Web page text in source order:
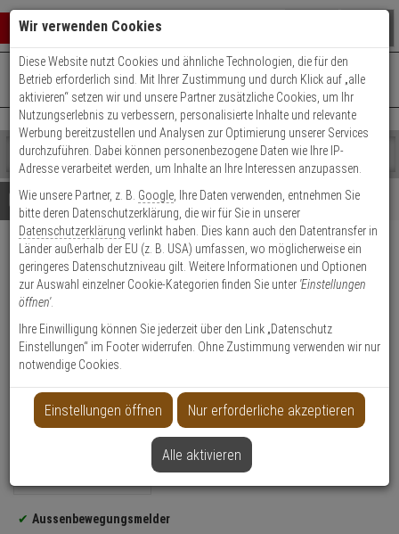
Warenkorb schließen
0 ARTIKEL IM WARENKORB
Ihr Warenkorb ist momentan leer.
Ergebnisse ()
Fertig
Shop
durchsuchen
Bitte
geben
Sie
mindestens
Zeichen
ein,
um
Suche
Es
wurde
noch
Kategorien
Suche
gestartet
+49 (0)821 899 493-0Mo. - Do.: 8:00 - 16:30 | Fr.: 8:00 - 14:00 Uhr
Kontaktservice nutzen
Details Beratung
Optex
Aussenbewegungsmelder FTN-
RAM Abdeck,Funk
1
Produktmerkmale
Produktinformationen
Aussenbewegungsmelder
Wir verwenden Cookies
Diese Website nutzt Cookies und ähnliche Technologien, die für den
Betrieb erforderlich sind. Mit Ihrer Zustimmung und durch Klick auf „alle
aktivieren“ setzen wir und unsere Partner zusätzliche Cookies, um Ihr
Nutzungserlebnis zu verbessern, personalisierte Inhalte und relevante
Werbung bereitzustellen und Analysen zur Optimierung unserer Services
durchzuführen. Dabei können personenbezogene Daten wie Ihre IP-
Adresse verarbeitet werden, um Inhalte an Ihre Interessen anzupassen.
Wie unsere Partner, z. B. Google , Ihre Daten verwenden, entnehmen Sie
bitte deren Datenschutzerklärung, die wir für Sie in unserer
Datenschutzerklärung verlinkt haben. Dies kann auch den Datentransfer in
Länder außerhalb der EU (z. B. USA) umfassen, wo möglicherweise ein
geringeres Datenschutzniveau gilt. Weitere Informationen und Optionen
zur Auswahl einzelner Cookie-Kategorien finden Sie unter 'Einstellungen
öffnen'.
Ihre Einwilligung können Sie jederzeit über den Link „Datenschutz
Einstellungen“ im Footer widerrufen. Ohne Zustimmung verwenden wir nur
notwendige Cookies.
Einstellungen öffnen Nur erforderliche akzeptieren
Alle aktivieren